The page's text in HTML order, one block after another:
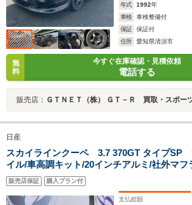
年式 1992年
車検
車検整備付
保証
保証付
住所
愛知県清須市
無
料
今すぐ在庫確認・見積依頼
電話する
販売店： ＧＴＮＥＴ（株） ＧＴ－Ｒ 買取・スポーツカー専門店
日産
スカイラインクーペ 3.7 370GT タイプSP
イル/車高調キット/20インチアルミ/社外マフ
ポ/スリット入りブレーキローター/電動式黒
トヒーター/スマートキー
販売店保証 購入プラン付
支払総額